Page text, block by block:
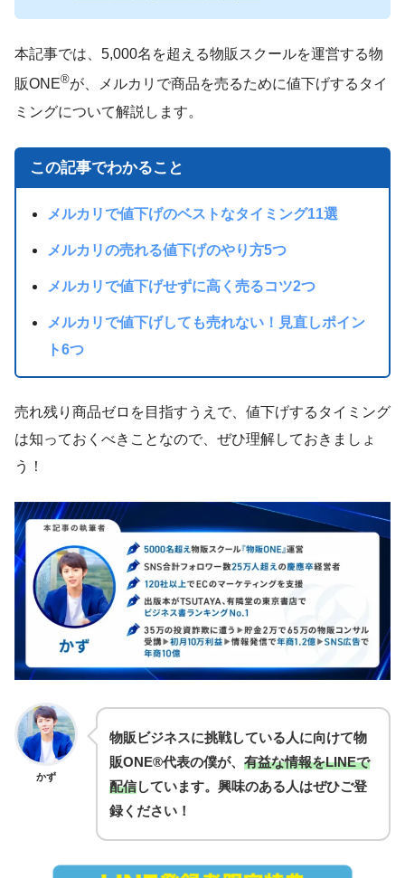
本記事では、5,000名を超える物販スクールを運営する物
販ONE®が、メルカリで商品を売るために値下げするタイ
ミングについて解説します。
この記事でわかること
メルカリで値下げのベストなタイミング11選
メルカリの売れる値下げのやり方5つ
メルカリで値下げせずに高く売るコツ2つ
メルカリで値下げしても売れない！見直しポイン
ト6つ
売れ残り商品ゼロを目指すうえで、値下げするタイミング
は知っておくべきことなので、ぜひ理解しておきましょ
う！
かず
物販ビジネスに挑戦している人に向けて物
販ONE®代表の僕が、 有益な情報をLINEで
配信しています。 興味のある人はぜひご登
録ください！